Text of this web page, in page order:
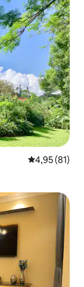
5 üzerinden
4,95 (81)